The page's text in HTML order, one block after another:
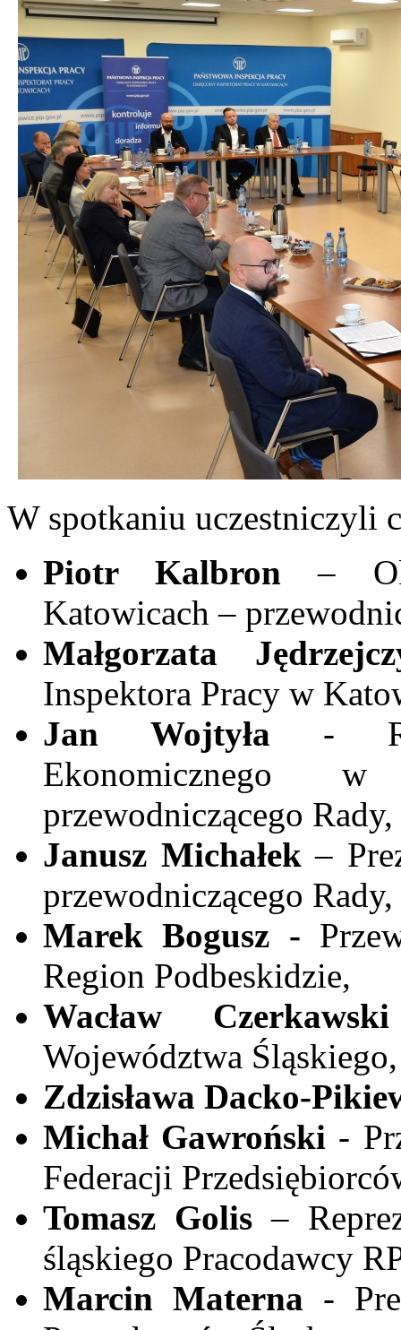
W spotkaniu uczestniczyli
Piotr Kalbron –
Katowicach –
Małgorzata
Inspektora Pracy w
Jan Wojtyła -
Ekonomicznego
przewodniczącego Rady,
Janusz Michałek–
przewodniczącego Rady,
Marek Bogusz -
Region Podbeskidzie,
Wacław
Województwa Śląskiego,
Zdzisława Dacko-
Michał Gawroński -
Federacji
Tomasz Golis–
śląskiego Pracodawcy
Marcin Materna -